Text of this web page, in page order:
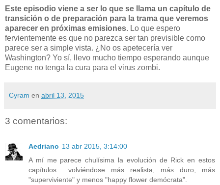
Este episodio viene a ser lo que se llama un capítulo de
transición o de preparación para la trama que veremos
aparecer en próximas emisiones. Lo que espero
fervientemente es que no parezca ser tan previsible como
parece ser a simple vista. ¿No os apetecería ver
Washington? Yo sí, llevo mucho tiempo esperando aunque
Eugene no tenga la cura para el virus zombi.
Cyram en abril 13, 2015
3 comentarios:
Aedriano 13 abr 2015, 3:14:00
A mí me parece chulísima la evolución de Rick en estos
capítulos... volviéndose más realista, más duro, más
"superviviente" y menos "happy flower demócrata".